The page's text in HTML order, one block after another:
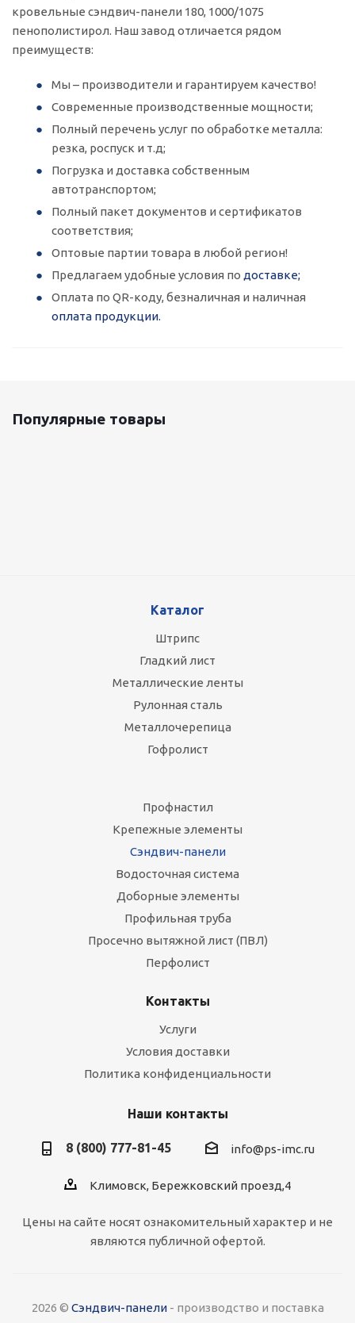
кровельные сэндвич-панели 180, 1000/1075
пенополистирол. Наш завод отличается рядом
преимуществ:
Мы – производители и гарантируем качество!
Современные производственные мощности;
Полный перечень услуг по обработке металла:
резка, роспуск и т.д;
Погрузка и доставка собственным
автотранспортом;
Полный пакет документов и сертификатов
соответствия;
Оптовые партии товара в любой регион!
Предлагаем удобные условия по доставке;
Оплата по QR-коду, безналичная и наличная
оплата продукции.
Популярные товары
Каталог
Штрипс
Гладкий лист
Металлические ленты
Рулонная сталь
Металлочерепица
Гофролист
Профнастил
Крепежные элементы
Сэндвич-панели
Водосточная система
Доборные элементы
Профильная труба
Просечно вытяжной лист (ПВЛ)
Перфолист
Контакты
Услуги
Условия доставки
Политика конфиденциальности
Наши контакты
8 (800) 777-81-45 info@ps-imc.ru
Климовск, Бережковский проезд,4
Цены на сайте носят ознакомительный характер и не
являются публичной офертой.
2026 © Сэндвич-панели- производство и поставка